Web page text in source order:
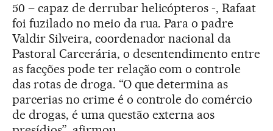
50 – capaz de derrubar helicópteros -, Rafaat
foi fuzilado no meio da rua. Para o padre
Valdir Silveira, coordenador nacional da
Pastoral Carcerária, o desentendimento entre
as facções pode ter relação com o controle
das rotas de droga. “O que determina as
parcerias no crime é o controle do comércio
de drogas, é uma questão externa aos